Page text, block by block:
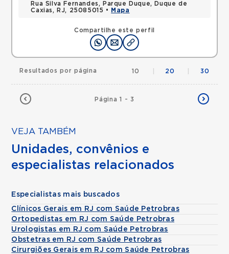
Compartilhe este perfil
Rua Silva Fernandes, Parque Duque, Duque de
Caxias, RJ, 25085015 •
Mapa
Página 1 - 3
Resultados por página 10 20 30
VEJA TAMBÉM
Unidades, convênios e
especialistas relacionados
Especialistas mais buscados
Clínicos Gerais em RJ com Saúde Petrobras
Ortopedistas em RJ com Saúde Petrobras
Urologistas em RJ com Saúde Petrobras
Obstetras em RJ com Saúde Petrobras
Cirurgiões Gerais em RJ com Saúde Petrobras